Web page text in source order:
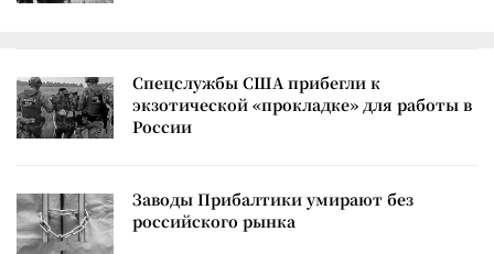
Спецслужбы США прибегли к
экзотической «прокладке» для работы в
России
Заводы Прибалтики умирают без
российского рынка